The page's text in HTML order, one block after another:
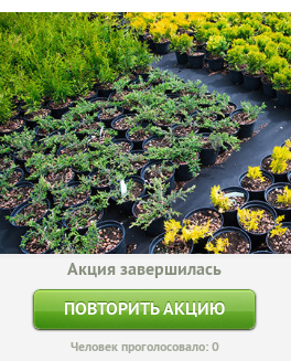
Акция завершилась
ПОВТОРИТЬ АКЦИЮ
Человек проголосовало: 0